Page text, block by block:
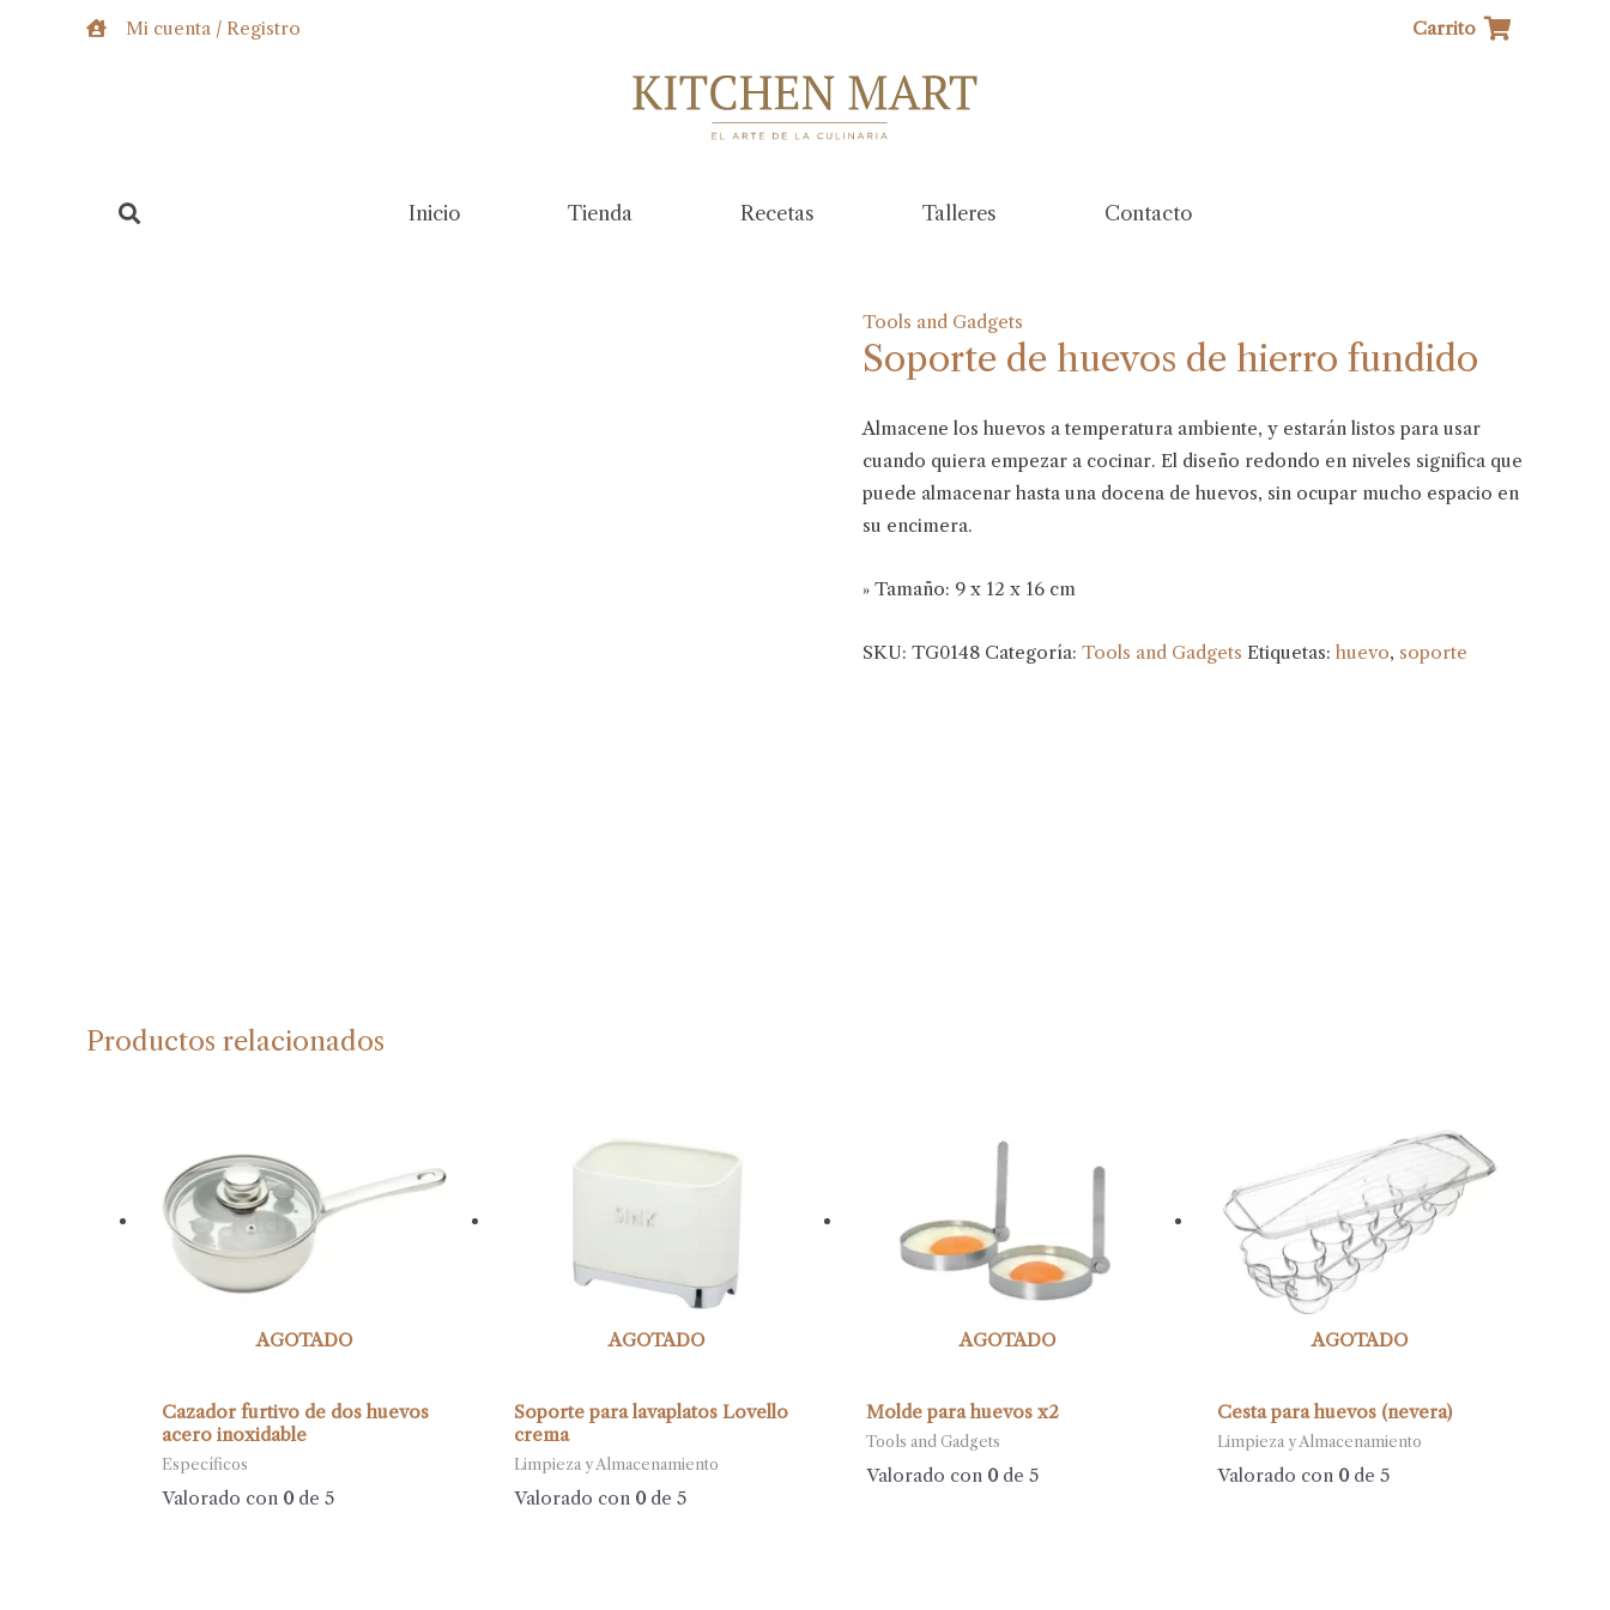
Mi cuenta / Registro Carrito
Inicio Tienda Recetas Talleres Contacto
Tools and Gadgets
Soporte de huevos de hierro fundido
Almacene los huevos a temperatura ambiente, y estarán listos para usar
cuando quiera empezar a cocinar. El diseño redondo en niveles significa que
puede almacenar hasta una docena de huevos, sin ocupar mucho espacio en
su encimera.
» Tamaño: 9 x 12 x 16 cm
SKU: TG0148 Categoría: Tools and Gadgets Etiquetas: huevo, soporte
Productos relacionados
AGOTADO
Cazador furtivo de dos huevos
acero inoxidable
Específicos
Valorado con 0de 5
AGOTADO
Soporte para lavaplatos Lovello
crema
Limpieza y Almacenamiento
Valorado con 0de 5
AGOTADO
Molde para huevos x2
Tools and Gadgets
Valorado con 0de 5
AGOTADO
Cesta para huevos (nevera)
Limpieza y Almacenamiento
Valorado con 0de 5